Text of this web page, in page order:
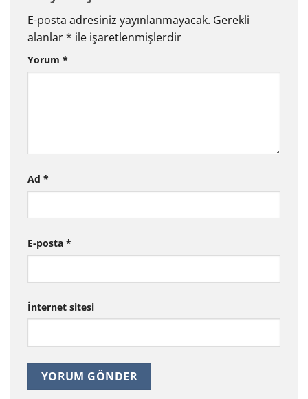
E-posta adresiniz yayınlanmayacak. Gerekli
alanlar* ile işaretlenmişlerdir
Yorum *
Ad *
E-posta *
İnternet sitesi